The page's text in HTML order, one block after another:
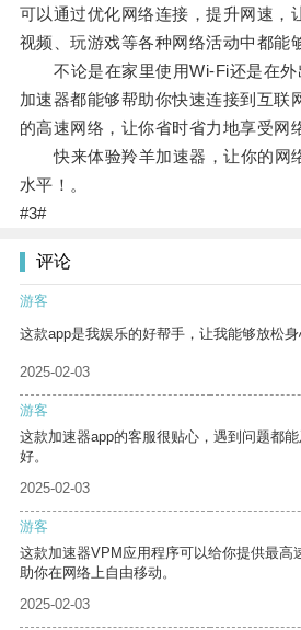
可以通过优化网络连接，提升网速，
视频、玩游戏等各种网络活动中都能
不论是在家里使用Wi-Fi还是在外
加速器都能够帮助你快速连接到互联
的高速网络，让你省时省力地享受网
快来体验羚羊加速器，让你的网
水平！。
#3#
评论
游客
这款app是我娱乐的好帮手，让我能够放松身
2025-02-03
游客
这款加速器app的客服很贴心，遇到问题都
好。
2025-02-03
游客
这款加速器VPM应用程序可以给你提供最高
助你在网络上自由移动。
2025-02-03